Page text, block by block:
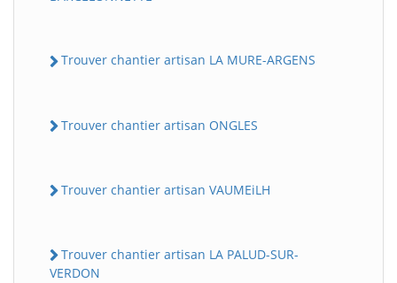
Trouver chantier artisan LA MURE-ARGENS
Trouver chantier artisan ONGLES
Trouver chantier artisan VAUMEiLH
Trouver chantier artisan LA PALUD-SUR-
VERDON